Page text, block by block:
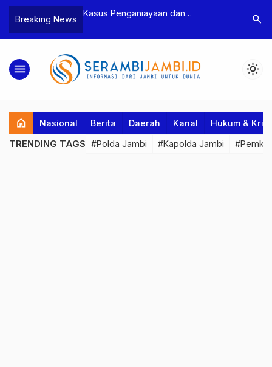
Breaking News
Penganiayaan dan
Ketua BPD, Polres
Tetapkan Dua Tersangka
Polres Tebo Ungkap Kasus
Dua Pelaku Pengeroyokan di
search
menu light_mode
home Nasional Berita Daerah Kanal Hukum &
TRENDING TAGS #Polda Jambi #Kapolda Jambi